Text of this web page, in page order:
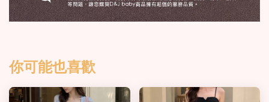
你可能也喜歡